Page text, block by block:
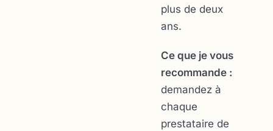
plus de deux
ans.
Ce que je vous
recommande :
demandez à
chaque
prestataire de